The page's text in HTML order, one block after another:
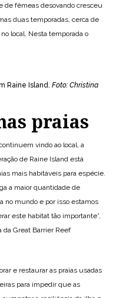
de fêmeas desovando cresceu
duas temporadas, cerca de
local. Nesta temporada o
Raine Island. Foto: Christina
praias
vindo ao local, a
de Raine Island está
mais habitáveis para espécie.
a maior quantidade de
no mundo e por isso estamos
este habitat tão importante”,
da Great Barrier Reef
e restaurar as praias usadas
para impedir que as